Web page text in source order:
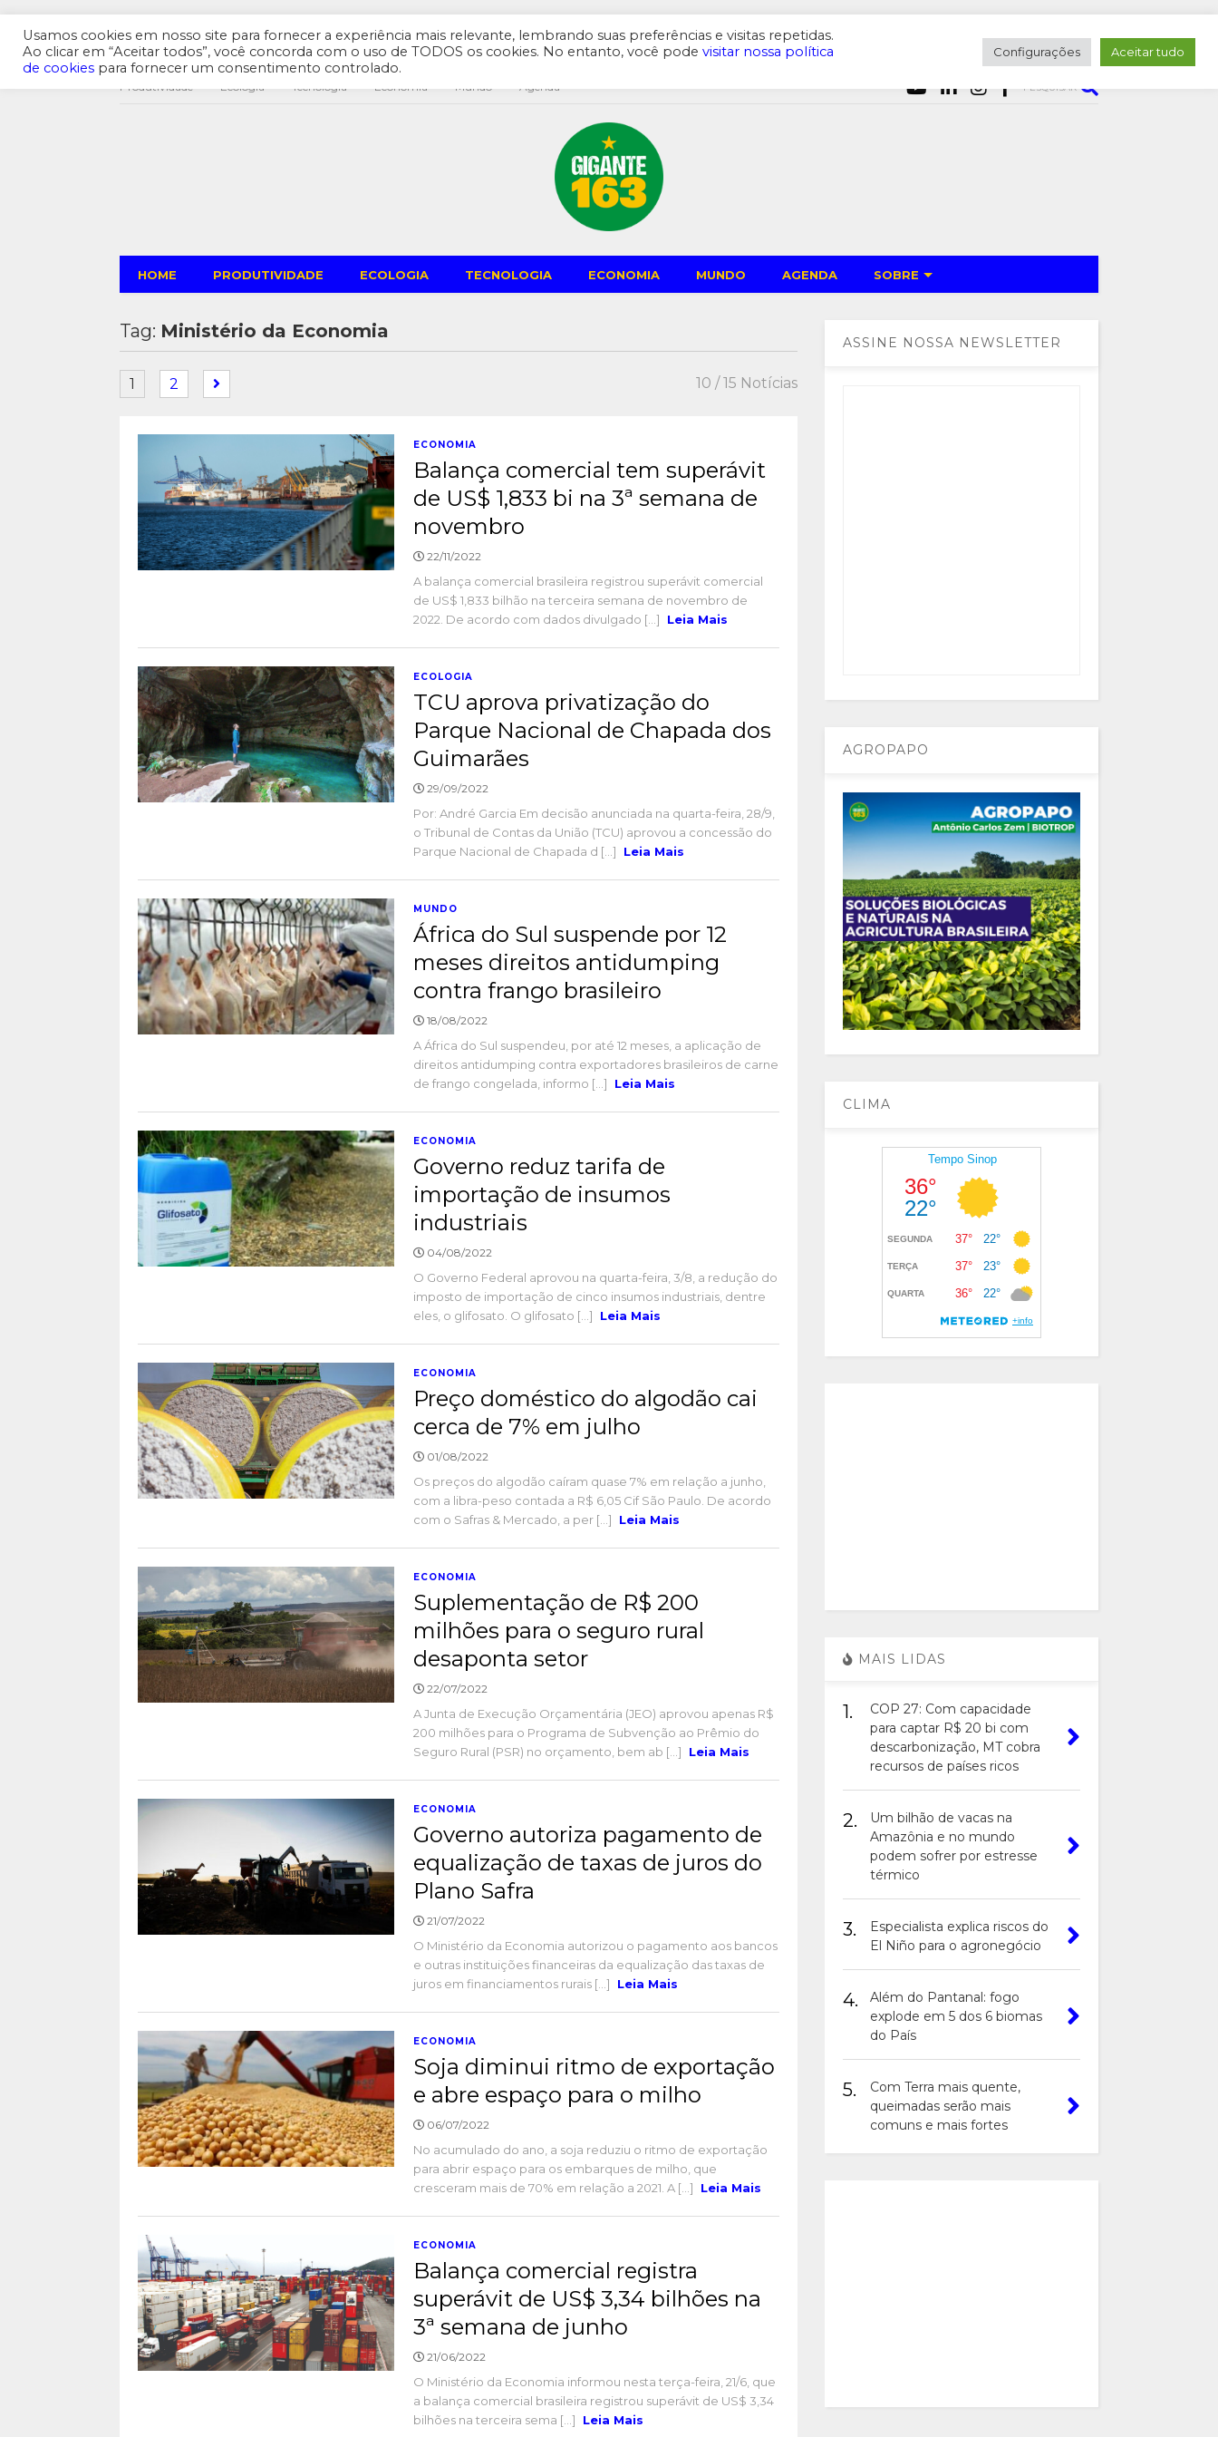
Produtividade Ecologia Tecnologia Economia Mundo Agenda PESQUISAR
HOME PRODUTIVIDADE ECOLOGIA TECNOLOGIA ECONOMIA MUNDO AGENDA SOBRE
Tag: Ministério da Economia
1 2 10 / 15 Notícias
ECONOMIA
Balança comercial tem superávit
de US$ 1,833 bi na 3ª semana de
novembro
22/11/2022
A balança comercial brasileira registrou superávit comercial
de US$ 1,833 bilhão na terceira semana de novembro de
2022. De acordo com dados divulgado [...]
Leia Mais
ECOLOGIA
TCU aprova privatização do
Parque Nacional de Chapada dos
Guimarães
29/09/2022
Por: André Garcia Em decisão anunciada na quarta-feira, 28/9,
o Tribunal de Contas da União (TCU) aprovou a concessão do
Parque Nacional de Chapada d [...]
Leia Mais
MUNDO
África do Sul suspende por 12
meses direitos antidumping
contra frango brasileiro
18/08/2022
A África do Sul suspendeu, por até 12 meses, a aplicação de
direitos antidumping contra exportadores brasileiros de carne
de frango congelada, informo [...]
Leia Mais
ECONOMIA
Governo reduz tarifa de
importação de insumos
industriais
04/08/2022
O Governo Federal aprovou na quarta-feira, 3/8, a redução do
imposto de importação de cinco insumos industriais, dentre
eles, o glifosato. O glifosato [...]
Leia Mais
ECONOMIA
Preço doméstico do algodão cai
cerca de 7% em julho
01/08/2022
Os preços do algodão caíram quase 7% em relação a junho,
com a libra-peso contada a R$ 6,05 Cif São Paulo. De acordo
com o Safras & Mercado, a per [...]
Leia Mais
ECONOMIA
Suplementação de R$ 200
milhões para o seguro rural
desaponta setor
22/07/2022
A Junta de Execução Orçamentária (JEO) aprovou apenas R$
200 milhões para o Programa de Subvenção ao Prêmio do
Seguro Rural (PSR) no orçamento, bem ab [...]
Leia Mais
ECONOMIA
Governo autoriza pagamento de
equalização de taxas de juros do
Plano Safra
21/07/2022
O Ministério da Economia autorizou o pagamento aos bancos
e outras instituições financeiras da equalização das taxas de
juros em financiamentos rurais [...]
Leia Mais
ECONOMIA
Soja diminui ritmo de exportação
e abre espaço para o milho
06/07/2022
No acumulado do ano, a soja reduziu o ritmo de exportação
para abrir espaço para os embarques de milho, que
cresceram mais de 70% em relação a 2021. A [...]
Leia Mais
ECONOMIA
Balança comercial registra
superávit de US$ 3,34 bilhões na
3ª semana de junho
21/06/2022
O Ministério da Economia informou nesta terça-feira, 21/6, que
a balança comercial brasileira registrou superávit de US$ 3,34
bilhões na terceira sema [...]
Leia Mais
ASSINE NOSSA NEWSLETTER
AGROPAPO
CLIMA
MAIS LIDAS
1.
COP 27: Com capacidade
para captar R$ 20 bi com
descarbonização, MT cobra
recursos de países ricos
2.
Um bilhão de vacas na
Amazônia e no mundo
podem sofrer por estresse
térmico
3.
Especialista explica riscos do
El Niño para o agronegócio
4.
Além do Pantanal: fogo
explode em 5 dos 6 biomas
do País
5.
Com Terra mais quente,
queimadas serão mais
comuns e mais fortes
Usamos cookies em nosso site para fornecer a experiência mais relevante, lembrando suas preferências e visitas repetidas.
Ao clicar em “Aceitar todos”, você concorda com o uso de TODOS os cookies. No entanto, você pode visitar nossa política
de cookies para fornecer um consentimento controlado.
Configurações Aceitar tudo